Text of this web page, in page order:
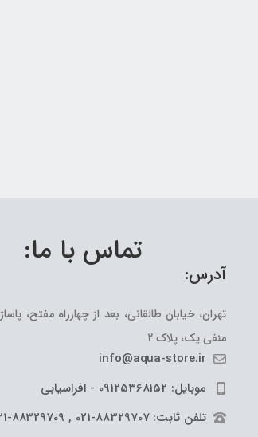
تماس با ما:
آدرس:
تهران، خیابان طالقانی، بعد از چهارراه مفتح،
منفی یک، پلاک 2
info@aqua-store.ir
موبایل: 09125368152 - افراسیابی
تلفن ثابت: 88329707-021 , 88329709-021